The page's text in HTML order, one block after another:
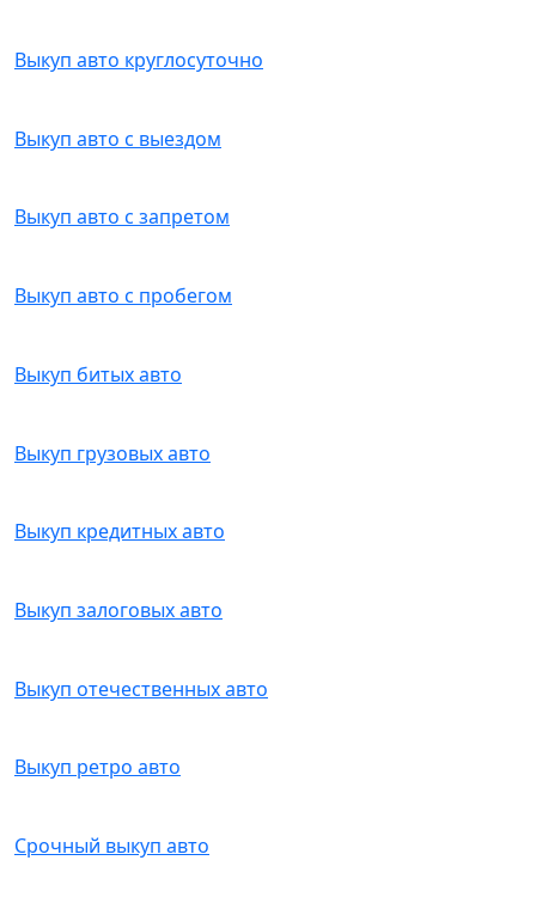
Выкуп авто круглосуточно
Выкуп авто с выездом
Выкуп авто с запретом
Выкуп авто с пробегом
Выкуп битых авто
Выкуп грузовых авто
Выкуп кредитных авто
Выкуп залоговых авто
Выкуп отечественных авто
Выкуп ретро авто
Срочный выкуп авто